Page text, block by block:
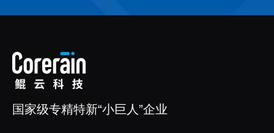
国家级专精特新“小巨人”企业